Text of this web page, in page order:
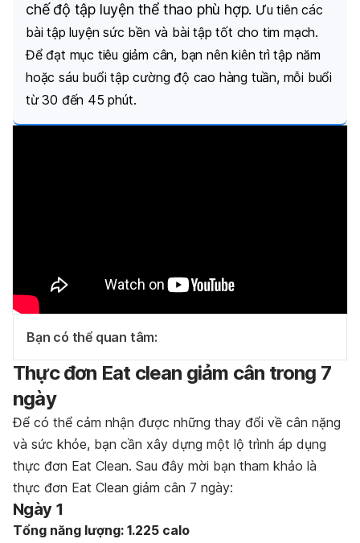
chế độ tập luyện thể thao phù hợp. Ưu tiên các
bài tập luyện sức bền và bài tập tốt cho tim mạch.
Để đạt mục tiêu giảm cân, bạn nên kiên trì tập năm
hoặc sáu buổi tập cường độ cao hàng tuần, mỗi buổi
từ 30 đến 45 phút.
Bạn có thể quan tâm:
Thực đơn Eat clean giảm cân trong 7
ngày
Để có thể cảm nhận được những thay đổi về cân nặng
và sức khỏe, bạn cần xây dựng một lộ trình áp dụng
thực đơn Eat Clean. Sau đây mời bạn tham khảo là
thực đơn Eat Clean giảm cân 7 ngày:
Ngày 1
Tổng năng lượng: 1.225 calo